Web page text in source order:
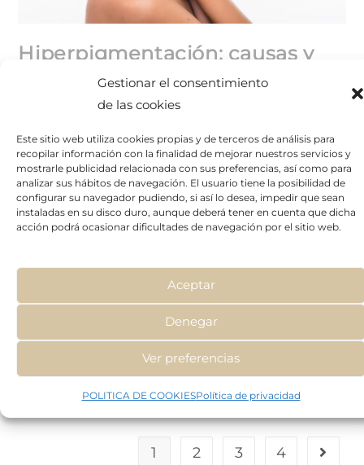
Gestionar el consentimiento
de las cookies
Este sitio web utiliza cookies propias y de terceros de análisis para
recopilar información con la finalidad de mejorar nuestros servicios y
mostrarle publicidad relacionada con sus preferencias, así como para
analizar sus hábitos de navegación. El usuario tiene la posibilidad de
configurar su navegador pudiendo, si así lo desea, impedir que sean
instaladas en su disco duro, aunque deberá tener en cuenta que dicha
acción podrá ocasionar dificultades de navegación por el sitio web.
Aceptar
Denegar
Ver preferencias
POLITICA DE COOKIESPolítica de privacidad
Hiperpigmentación: causas y
tratamiento
Sin comentarios
La hiperpigmentación aparece cuando en la piel se
produce un exceso de melanina, que es la que da lugar a
las manchas en la piel. Puede tener diversos orígenes,
exógenos (exposición a los rayos UV, a la contaminación
u otras agresiones externas, toma de medicamentos o
tratamientos médico-estéticos).
1 2 3 4